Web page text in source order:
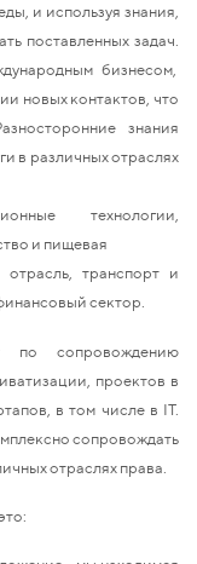
и используя знания,
поставленных задач.
бизнесом,
новых контактов, что
знания
в различных отраслях
технологии,
и пищевая
транспорт и
сектор.
сопровождению
проектов в
в том числе в IT.
сопровождать
отраслях права.